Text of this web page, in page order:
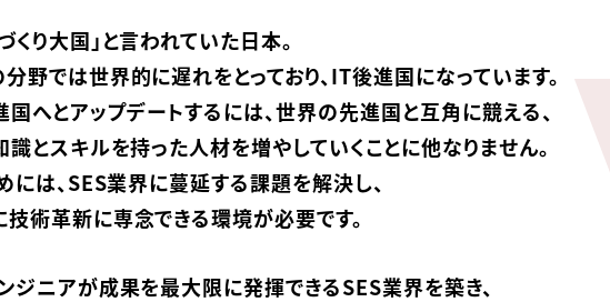
くり大国」と言われていた日本。
野では世界的に遅れをとっており、IT後進国になっています。
へとアップデートするには、世界の先進国と互角に競える、
とスキルを持った人材を増やしていくことに他なりません。
には、SES業界に蔓延する課題を解決し、
術革新に専念できる環境が必要です。
ジニアが成果を最大限に発揮できるSES業界を築き、